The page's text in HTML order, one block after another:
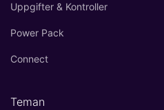
Uppgifter & Kontroller
Power Pack
Connect
Teman